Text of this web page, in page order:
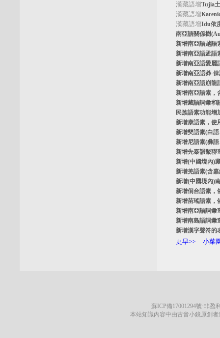
漢藏語增Tujia
漢藏語增
漢藏語增Idu依
南亞語關係樹
新增南亞語越語
新增南亞語孟語
新增南亞語愛麗
新增南亞語莽-倈
新增南亞語崩龍
新增南亞語素，
新增藏語詞彙和
民族語素功能
新增康語素，使
新增僰語素(白
新增尼語素(彝
新增先秦韻繫聯
新增(中國境內)
新增羌語素(含
新增(中國境內)
新增侗台語素，
新增苗瑤語素，
新增南亞語詞彙
新增南島語詞彙
新增漢字聲符的
更早>> 小菜
蘇ICP備17001294號·非盈
本站知識內容中由古音小鏡原創